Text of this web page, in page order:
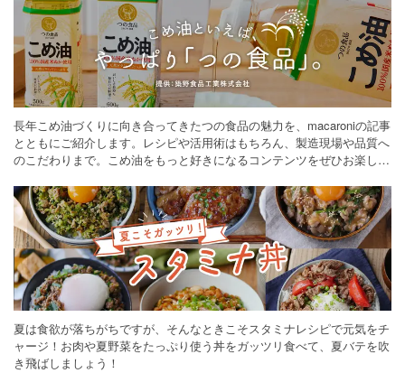
長年こめ油づくりに向き合ってきたつの食品の魅力を、macaroniの記事
とともにご紹介します。レシピや活用術はもちろん、製造現場や品質へ
のこだわりまで。こめ油をもっと好きになるコンテンツをぜひお楽しみ
夏は食欲が落ちがちですが、そんなときこそスタミナレシピで元気をチ
ャージ！お肉や夏野菜をたっぷり使う丼をガッツリ食べて、夏バテを吹
き飛ばしましょう！